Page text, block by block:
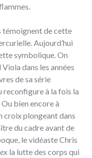
témoignent de cette
Aujourd’hui
symbolique. On
dans les années
de sa série
reconfigure à la fois la
Ou bien encore à
croix plongeant dans
du cadre avant de
le vidéaste Chris
la lutte des corps qui